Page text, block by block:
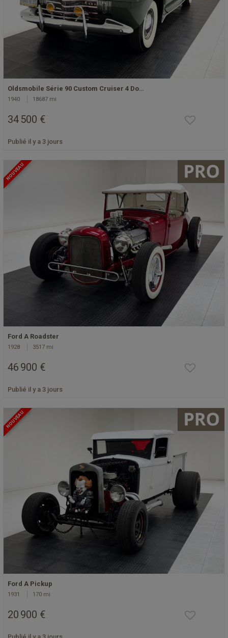
Oldsmobile Série 90 Custom Cruiser 4 Do…
1940 18687 mi
34 500 €
Publié il y a 3 jours
NOUVEAU
Ford A Roadster
1928 3517 mi
46 900 €
Publié il y a 3 jours
NOUVEAU
Ford A Pickup
1931 170 mi
20 900 €